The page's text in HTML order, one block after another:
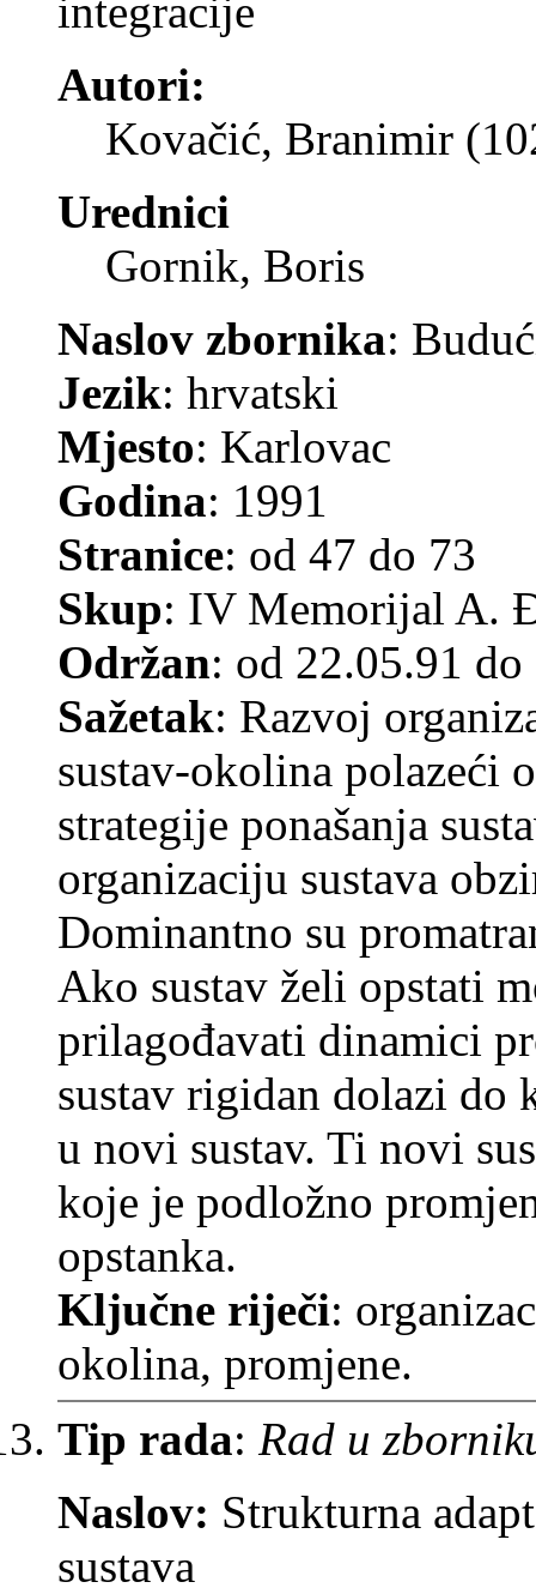
integracije
Autori:
Kovačić, Branimir
Urednici
Gornik, Boris
Naslov zbornika:
Jezik: hrvatski
Mjesto: Karlovac
Godina: 1991
Stranice: od 47 do 73
Skup: IV Memorijal A.
Održan: od 22.05.91
Sažetak: Razvoj
sustav-okolina polazeći
strategije ponašanja
organizaciju sustava
Dominantno su
Ako sustav želi opstati
prilagođavati dinamici
sustav rigidan dolazi do
u novi sustav. Ti novi
koje je podložno
opstanka.
Ključne riječi:
okolina, promjene.
Tip rada: Rad u
Naslov: Strukturna
sustava